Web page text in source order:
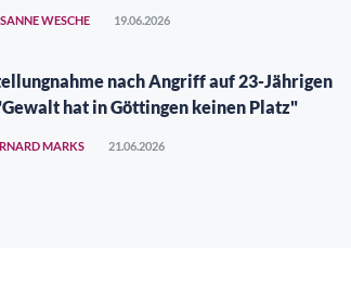
WESCHE 19.06.2026
nach Angriff auf 23-Jährigen
"Gewalt hat in Göttingen keinen Platz"
MARKS 21.06.2026